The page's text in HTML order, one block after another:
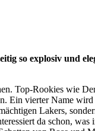
so explosiv und
Top-Rookies wie
Ein vierter Name
Lakers,
da schon,